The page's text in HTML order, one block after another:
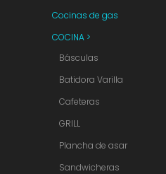
Cocinas de gas
COCINA >
Básculas
Batidora Varilla
Cafeteras
GRILL
Plancha de asar
Sandwicheras